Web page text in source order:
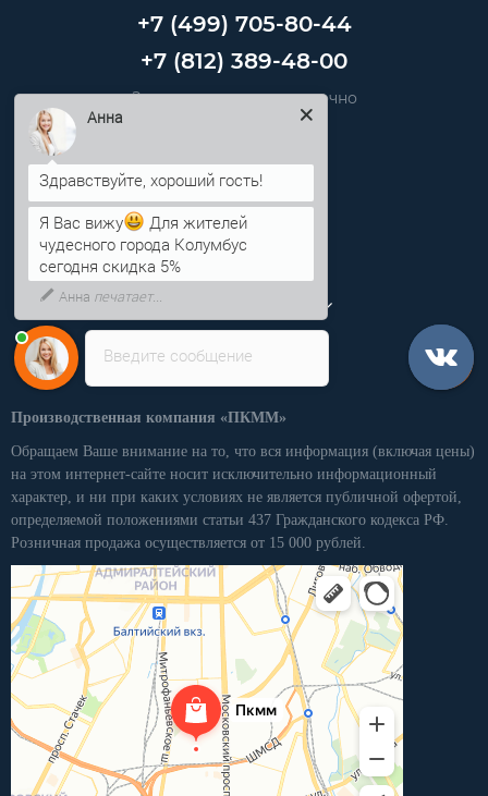
+7 (499) 705-80-44
+7 (812) 389-48-00
Звоните нам круглосуточно
Информация
Категории
Личный кабинет
Производственная компания «ПКММ»
Обращаем Ваше внимание на то, что вся информация (включая цены)
на этом интернет-сайте носит исключительно информационный
характер, и ни при каких условиях не является публичной офертой,
определяемой положениями статьи 437 Гражданского кодекса РФ.
Розничная продажа осуществляется от 15 000 рублей.
Введите сообщение
Здравствуйте, хороший гость!
Я Вас вижу
Для жителей
чудесного города Колумбус
сегодня скидка 5%